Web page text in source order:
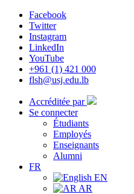
Facebook
Twitter
Instagram
LinkedIn
YouTube
+961 (1) 421 000
flsh@usj.edu.lb
Accréditée par
Se connecter
Étudiants
Employés
Enseignants
Alumni
FR
EN
AR